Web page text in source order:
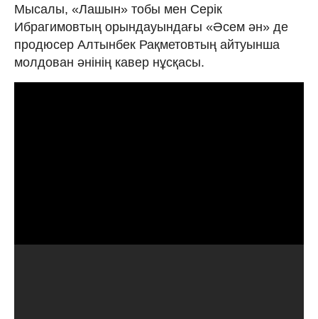
Мысалы, «Лашын» тобы мен Серік
Ибрагимовтың орындауындағы «Әсем ән» де
продюсер Алтынбек Рақметовтың айтуынша
молдован әнінің кавер нұсқасы.